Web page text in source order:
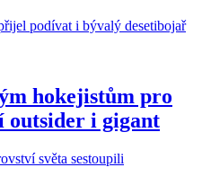
hokejistům pro
i gigant